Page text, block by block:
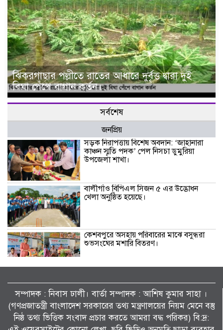
ঝিকরগাছার পল্লীতে রাতের আধারে দুর্বৃত্ত দ্বারা দুই
বিঘা পেঁপে বাগান কর্তন।
সর্বশেষ
জনপ্রিয়
সড়ক নিরাপত্তায় বিশেষ অবদান: ‘জাহানারা
কাঞ্চন স্মৃতি পদক’ পেল নিসচা ডুমুরিয়া
উপজেলা শাখা।
বালীগাঁও বিপিএল সিজন ৫ এর উদ্ভোধন
খেলা অনুষ্ঠিত হয়েছে।
কেশবপুরে অসহায় পরিবারের মাঝে বসুন্ধরা
শুভসংঘের মশারি বিতরণ।
দিলেন আনসার-ভিডিপির সদস্যরা।
সাংবাদিক মোয়াজ্জেম হোসেন রাসেলের পিতা
তোফাজ্জল ডাক্তারের জানাজা ও দাফন
সম্পাদক : নিবাস ঢালী। বার্তা সম্পাদক : আশিষ কুমাৱ সাহা ।
(গণপ্রজাতন্ত্রী বাংলাদেশ সরকারের তথ্য মন্ত্রণালয়ের নিয়ম মেনে বস্তু
নিষ্ঠ তথ্য ভিত্তিক সংবাদ প্রচার করতে আমরা বদ্ধ পরিকর) বি:দ্র: